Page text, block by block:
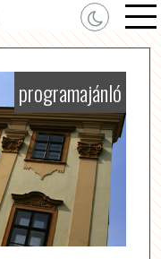
programajánló